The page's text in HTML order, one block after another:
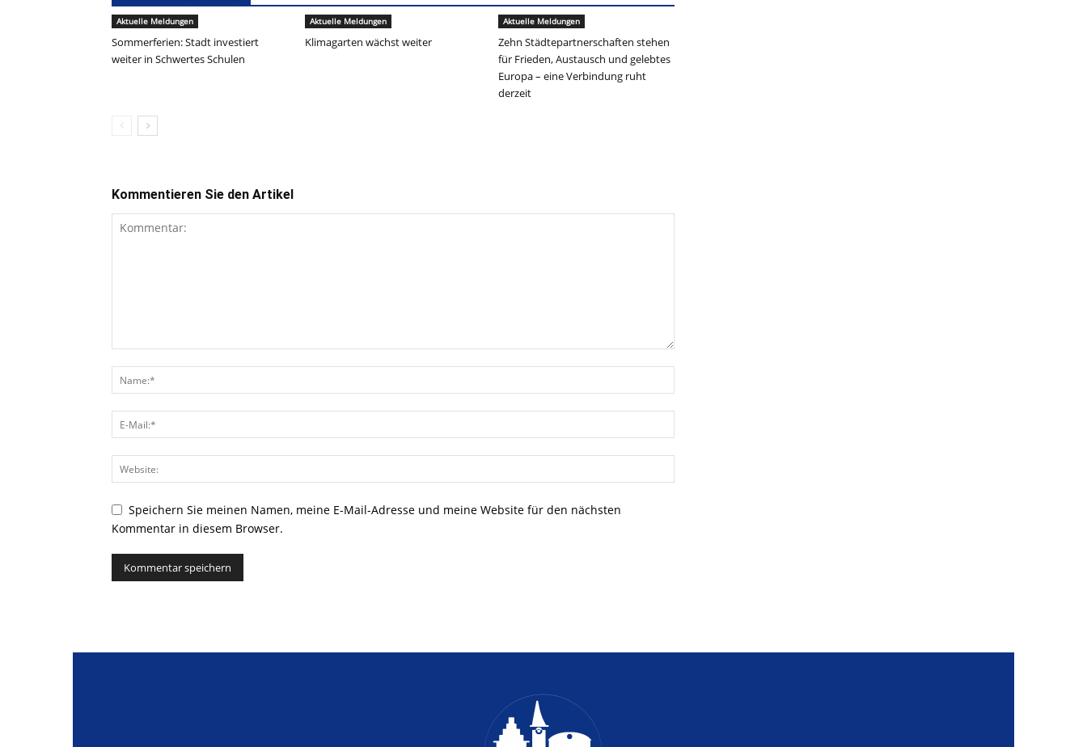
Aktuelle Meldungen
Sommerferien: Stadt investiert
weiter in Schwertes Schulen
Aktuelle Meldungen
Klimagarten wächst weiter
Aktuelle Meldungen
Zehn Städtepartnerschaften stehen
für Frieden, Austausch und gelebtes
Europa – eine Verbindung ruht
derzeit
Kommentieren Sie den Artikel
Speichern Sie meinen Namen, meine E-Mail-Adresse und meine Website für den nächsten
Kommentar in diesem Browser.